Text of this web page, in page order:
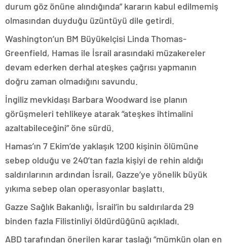
durum göz önüne alındığında” kararın kabul edilmemiş
olmasından duyduğu üzüntüyü dile getirdi.
Washington’un BM Büyükelçisi Linda Thomas-
Greenfield, Hamas ile İsrail arasındaki müzakereler
devam ederken derhal ateşkes çağrısı yapmanın
doğru zaman olmadığını savundu.
İngiliz mevkidaşı Barbara Woodward ise planın
görüşmeleri tehlikeye atarak “ateşkes ihtimalini
azaltabileceğini” öne sürdü.
Hamas’ın 7 Ekim’de yaklaşık 1200 kişinin ölümüne
sebep olduğu ve 240’tan fazla kişiyi de rehin aldığı
saldırılarının ardından İsrail, Gazze’ye yönelik büyük
yıkıma sebep olan operasyonlar başlattı.
Gazze Sağlık Bakanlığı, İsrail’in bu saldırılarda 29
binden fazla Filistinliyi öldürdüğünü açıkladı.
ABD tarafından önerilen karar taslağı “mümkün olan en